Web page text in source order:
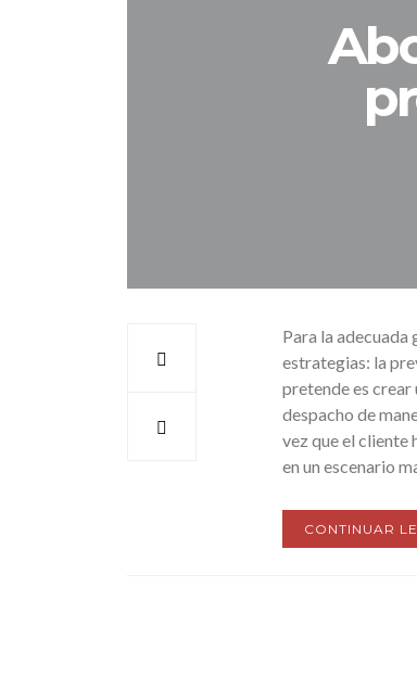
Para la
estrategias: la
pretende es
despacho de
vez que el cliente
en un escenario
CONTINUAR